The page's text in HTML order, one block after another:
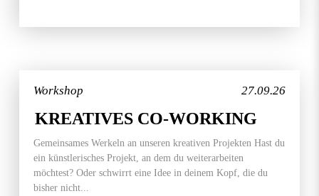
27.09.26
Workshop
KREATIVES CO-WORKING
Gemeinsames Werkeln an unseren kreativen Projekten Hast du
ein künstlerisches Projekt, an dem du weiterarbeiten
möchtest? Oder schwirrt eine Idee in deinem Kopf, die du
bisher nicht...